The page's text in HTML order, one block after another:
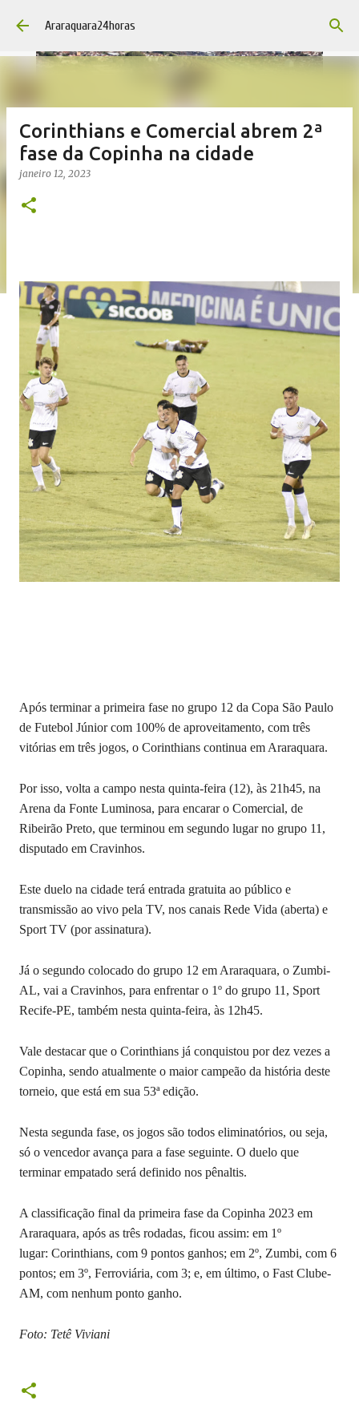
Pular para o conteúdo principal
Araraquara24horas
Corinthians e Comercial abrem 2ª
fase da Copinha na cidade
janeiro 12, 2023
Após terminar a primeira fase no grupo 12 da Copa São Paulo
de Futebol Júnior com 100% de aproveitamento, com três
vitórias em três jogos, o Corinthians continua em Araraquara.
Por isso, volta a campo nesta quinta-feira (12), às 21h45, na
Arena da Fonte Luminosa, para encarar o Comercial, de
Ribeirão Preto, que terminou em segundo lugar no grupo 11,
disputado em Cravinhos.
Este duelo na cidade terá entrada gratuita ao público e
transmissão ao vivo pela TV, nos canais Rede Vida (aberta) e
Sport TV (por assinatura).
Já o segundo colocado do grupo 12 em Araraquara, o Zumbi-
AL, vai a Cravinhos, para enfrentar o 1º do grupo 11, Sport
Recife-PE, também nesta quinta-feira, às 12h45.
Vale destacar que o Corinthians já conquistou por dez vezes a
Copinha, sendo atualmente o maior campeão da história deste
torneio, que está em sua 53ª edição.
Nesta segunda fase, os jogos são todos eliminatórios, ou seja,
só o vencedor avança para a fase seguinte. O duelo que
terminar empatado será definido nos pênaltis.
A classificação final da primeira fase da Copinha 2023 em
Araraquara, após as três rodadas, ficou assim: em 1º
lugar: Corinthians, com 9 pontos ganhos; em 2º, Zumbi, com 6
pontos; em 3º, Ferroviária, com 3; e, em último, o Fast Clube-
AM, com nenhum ponto ganho.
Foto: Tetê Viviani